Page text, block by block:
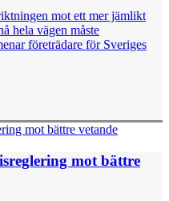
mot ett mer jämlikt
hela vägen måste
företrädare för Sveriges
mot bättre